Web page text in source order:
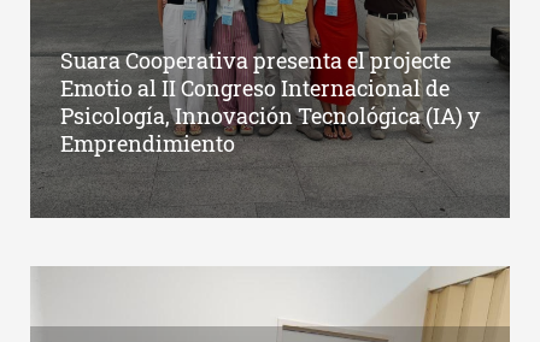
Suara Cooperativa presenta el projecte
Emotio al II Congreso Internacional de
Psicología, Innovación Tecnológica (IA) y
Emprendimiento